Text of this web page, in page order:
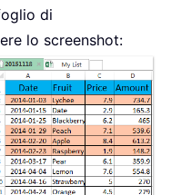
di
lo screenshot: